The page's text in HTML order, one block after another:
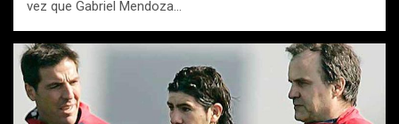
vez que Gabriel Mendoza…